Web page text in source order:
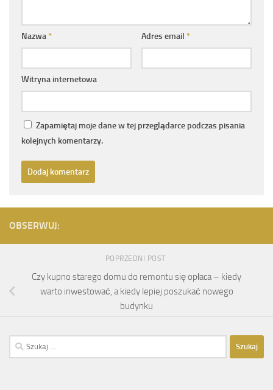
Nazwa* Adres email *
Witryna internetowa
Zapamiętaj moje dane w tej przeglądarce podczas pisania
kolejnych komentarzy.
OBSERWUJ:
POPRZEDNI POST
Czy kupno starego domu do remontu się opłaca – kiedy
warto inwestować, a kiedy lepiej poszukać nowego
budynku
Szukaj: